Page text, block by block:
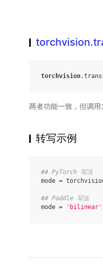
torchvision.
两者功能一致，但调
转写示例
## PyTorch 写法
mode =
## Paddle 写法
mode = 'bilinear'